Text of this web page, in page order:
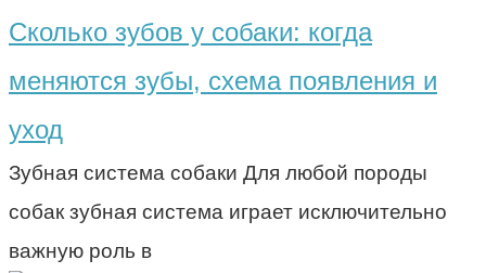
Сколько зубов у собаки: когда
меняются зубы, схема появления и
уход
Зубная система собаки Для любой породы
собак зубная система играет исключительно
важную роль в